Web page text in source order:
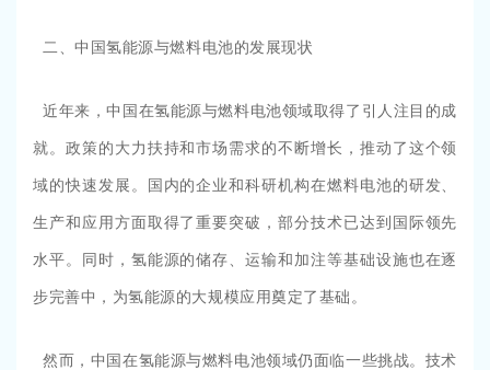
二、中国氢能源与燃料电池的发展现状
近年来，中国在氢能源与燃料电池领域取得了引人注目的成
就。政策的大力扶持和市场需求的不断增长，推动了这个领
域的快速发展。国内的企业和科研机构在燃料电池的研发、
生产和应用方面取得了重要突破，部分技术已达到国际领先
水平。同时，氢能源的储存、运输和加注等基础设施也在逐
步完善中，为氢能源的大规模应用奠定了基础。
然而，中国在氢能源与燃料电池领域仍面临一些挑战。技术